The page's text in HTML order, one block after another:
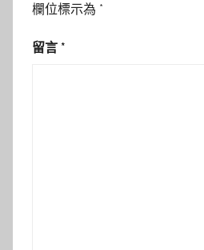
欄位標示為 *
留言 *